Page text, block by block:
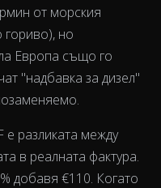
от морския
гориво), но
Европа също го
"надбавка за дизел"
разликата между
в реалната фактура.
добавя €110. Когато